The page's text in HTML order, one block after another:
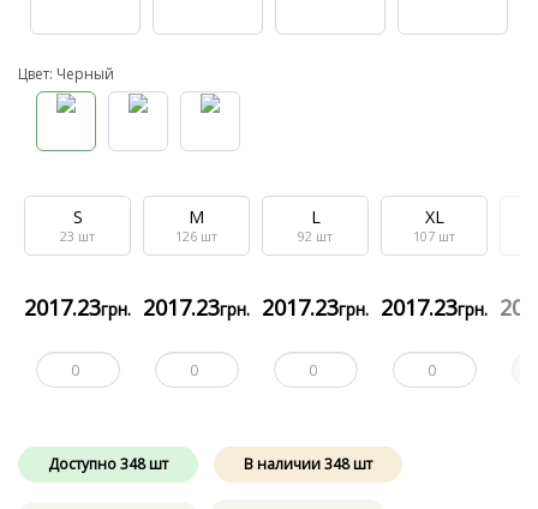
Цвет: Черный
S
23 шт
2017.23грн.
M
126 шт
2017.23грн.
L
92 шт
2017.23грн.
XL
107 шт
2017.23грн.
Доступно348 шт В наличии348шт